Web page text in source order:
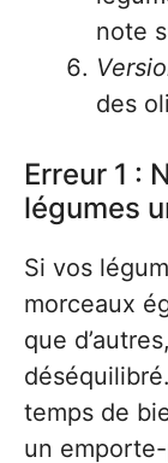
note
des
Erreur 1 :
légumes
Si vos
morceaux
que
temps de
un